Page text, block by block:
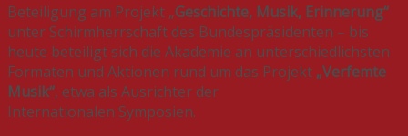
Beteiligung am Projekt „Geschichte, Musik, Erinnerung“
unter Schirmherrschaft des Bundespräsidenten – bis
heute beteiligt sich die Akademie an unterschiedlichsten
Formaten und Aktionen rund um das Projekt „Verfemte
Musik“, etwa als Ausrichter der
Internationalen Symposien.